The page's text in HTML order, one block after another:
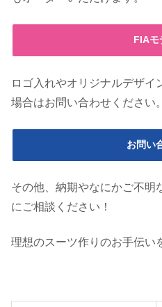
FIAモ
ロゴ入れやオリジナルデザ
場合はお問い合わせください。
お問い
その他、納期やなにかご不明
にご相談ください！
理想のスーツ作りのお手伝い